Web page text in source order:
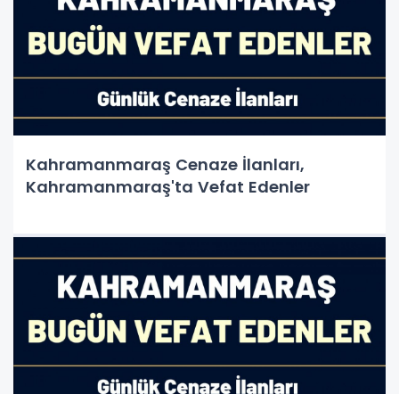
Kahramanmaraş Cenaze İlanları,
Kahramanmaraş'ta Vefat Edenler